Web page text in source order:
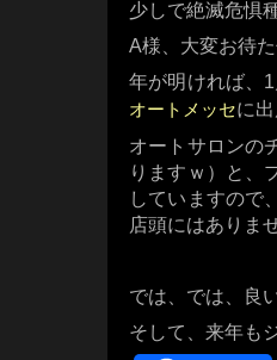
少しで絶滅危惧
A様、大変お待
年が明ければ、
オートメッセに
オートサロンの
りますｗ）と、
していますので
店頭にはありま
では、では、良
そして、来年も